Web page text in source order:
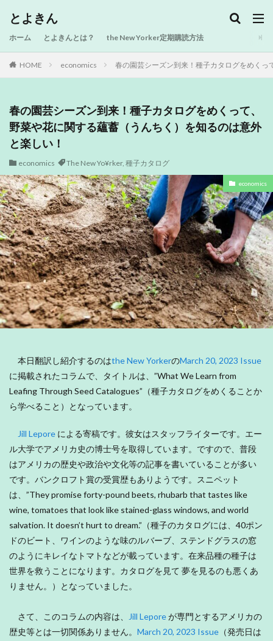
とよきん
ホーム とよきんとは？ the New Yorker定期購読方法
HOME economics 春の園芸シーズン到来！種子カタログをめく
春の園芸シーズン到来！種子カタログをめくって、
野菜や花に関する蘊蓄（うんちく）を知るのは意外
と楽しい！
economics The New Yo¥rker, 種子カタログ
economics
本日翻訳し紹介するのはthe New YorkerのMarch 20, 2023 Issue
に掲載されたコラムで、タイトルは、”What We Learn from
Leafing Through Seed Catalogues”（種子カタログをめくることか
ら学べること）となっています。
Jill Lepore による寄稿です。彼女はスタッフライターです。エー
ル大学でアメリカ史の博士号を取得しています。ですので、普段
はアメリカの歴史や政治や文化等の記事を書いていることが多い
です。バンクロフト賞の受賞歴もありようです。スニペット
は、”They promise forty-pound beets, rhubarb that tastes like
wine, tomatoes that look like stained-glass windows, and world
salvation. It doesn’t hurt to dream.”（種子のカタログには、40ポン
ドのビート、ワインのような味のルバーブ、ステンドグラスの窓
のようにキレイなトマトなどが載っています。在来品種の種子は
世界を救うことになります。カタログを見て 夢を見るのも悪くあ
りません。）となっていました。
さて、このコラムの内容は、 Jill Leporeが専門とするアメリカの
歴史等とは一切関係ありません。 March 20, 2023 Issue （発売日は